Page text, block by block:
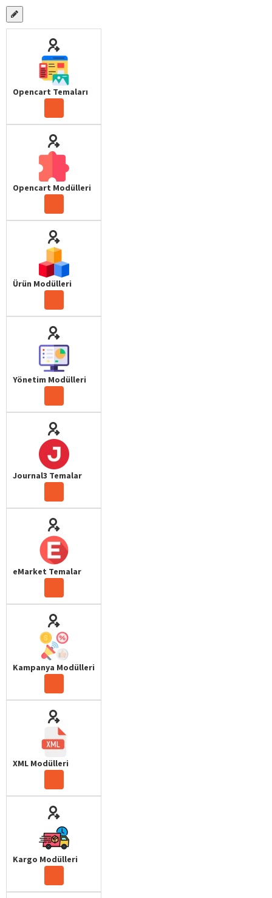
Opencart Temaları
Opencart Modülleri
Ürün Modülleri
Yönetim Modülleri
Journal3 Temalar
eMarket Temalar
Kampanya Modülleri
XML Modülleri
Kargo Modülleri